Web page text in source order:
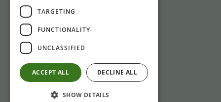
Gasthuisstraat 1
6981 CP Doesburg
+31 (0)313 471410
Bei Nichterreichbarkeit: bitte per E-Mail an:
TARGETING
FUNCTIONALITY
UNCLASSIFIED
ACCEPT ALL DECLINE ALL
SHOW DETAILS